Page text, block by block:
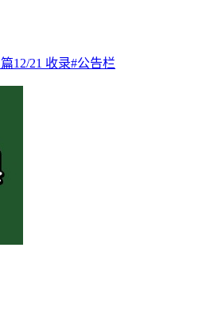
篇12/21 收录#公告栏